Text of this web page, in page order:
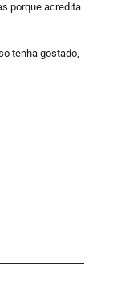
porque acredita
tenha gostado,